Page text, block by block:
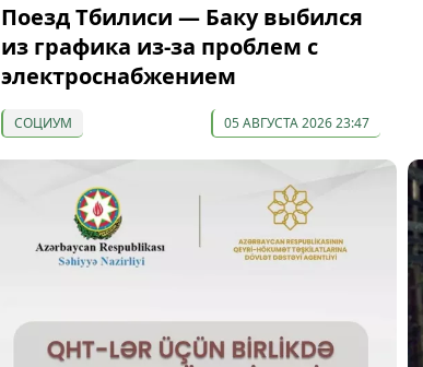
Поезд Тбилиси — Баку выбился
из графика из-за проблем с
электроснабжением
СОЦИУМ 05 АВГУСТА 2026 23:47